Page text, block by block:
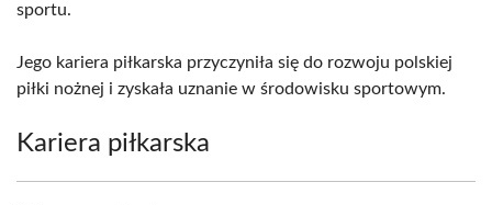
sportu.
Jego kariera piłkarska przyczyniła się do rozwoju polskiej
piłki nożnej i zyskała uznanie w środowisku sportowym.
Kariera piłkarska